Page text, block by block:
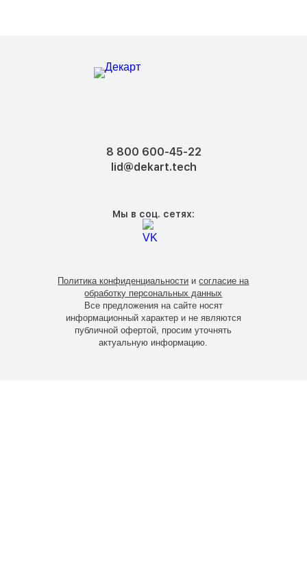
8 800 600-45-22
lid@dekart.tech
Мы в соц. сетях:
Все предложения на сайте носят
информационный характер и не являются
публичной офертой, просим уточнять
актуальную информацию.
Политика конфиденциальности исогласие на
обработку персональных данных